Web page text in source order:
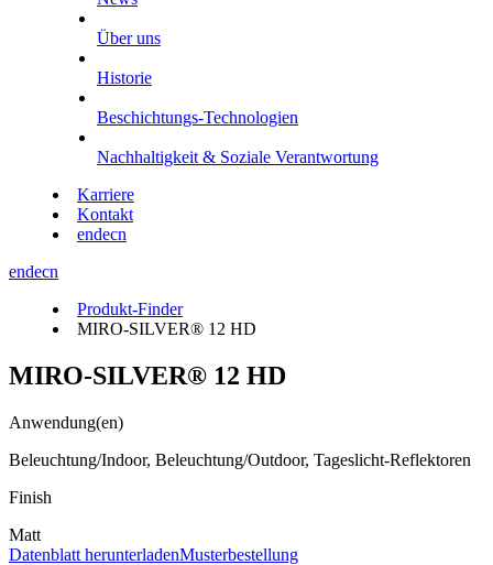
Über uns
Historie
Beschichtungs-Technologien
Nachhaltigkeit & Soziale Verantwortung
Karriere
Kontakt
endecn
endecn
Produkt-Finder
MIRO-SILVER® 12 HD
MIRO-SILVER® 12 HD
Anwendung(en)
Beleuchtung/Indoor, Beleuchtung/Outdoor, Tageslicht-Reflektoren
Finish
Matt
Datenblatt herunterladenMusterbestellung